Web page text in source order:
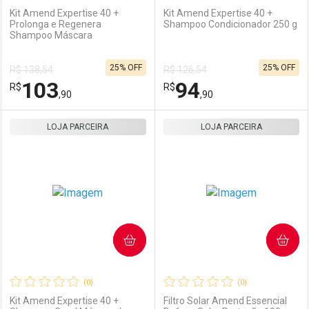
Ativar Desconto
Comprar sem Desconto
Por R$ 46,90/cada
Comprar sem Desconto
Por R$ 46,90/cada
Comprar sem Desconto
Por R$ 53,90/cada
Comprar sem Desconto
Por R$ 53,90/cada
Kit Amend Expertise 40 +
Prolonga e Regenera
Shampoo Máscara
R$ 138,54
R$103,90
25% OFF
Kit Amend Expertise 40 +
Shampoo Condicionador 250 g
R$ 126,54
R$94,90
25% OFF
(0)
Kit Amend Expertise 40 +
LOJA PARCEIRA
COMPRAR
(0)
Filtro Solar Amend Essencial
LOJA PARCEIRA
COMPRAR